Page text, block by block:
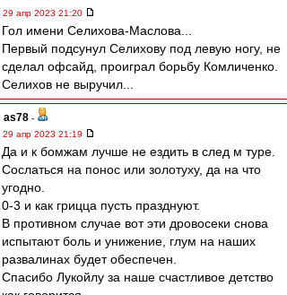
29 апр 2023 21:20
Гол имени Селихова-Маслова...
Первый подсунул Селихову под левую ногу, не
сделал офсайд, проиграл борьбу Комличенко.
Селихов не выручил...
as78 -
29 апр 2023 21:19
Да и к бомжам лучше не ездить в след м туре.
Сослаться на понос или золотуху, да на что
угодно.
0-3 и как грицца пусть празднуют.
В противном случае вот эти дровосеки снова
испытают боль и унижение, глум на наших
развалинах будет обеспечен.
Спасибо Лукойлу за наше счастливое детство